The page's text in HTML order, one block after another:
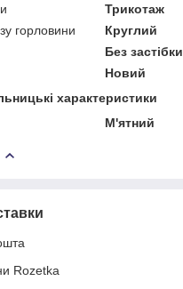
Трикотаж
горловини
Круглий
Без застібки
Новий
характеристики
М'ятний
Rozetka